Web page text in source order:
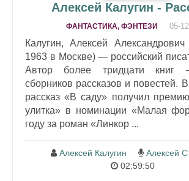
Алексей Калугин -
ФАНТАСТИКА, ФЭНТЕЗИ 05-
Калугин, Алексей
1963 в Москве) — российский
Автор более тридцати книг
сборников рассказов и повестей.
рассказ «В саду» получил
улитка» в номинации «Малая
году за роман «Линкор ...
Алексей Калугин
Алексей
02:59:50